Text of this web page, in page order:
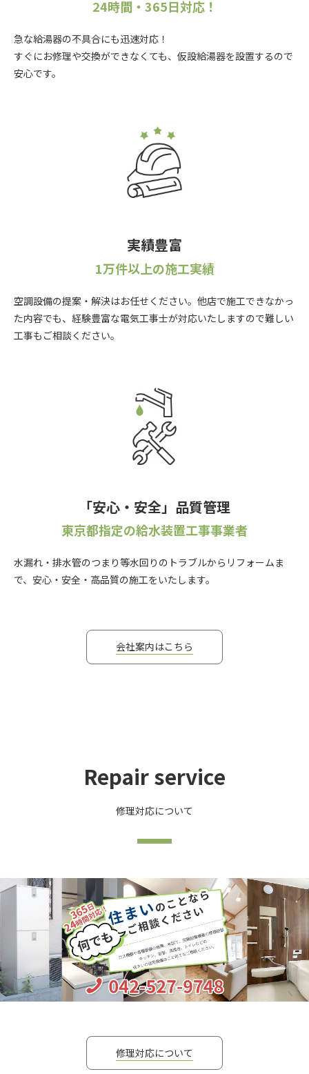
24時間・365日対応！
急な給湯器の不具合にも迅速対応！
すぐにお修理や交換ができなくても、仮設給湯器を設置するので
安心です。
実績豊富
1万件以上の施工実績
空調設備の提案・解決はお任せください。他店で施工できなかっ
た内容でも、経験豊富な電気工事士が対応いたしますので難しい
工事もご相談ください。
「安心・安全」品質管理
東京都指定の給水装置工事事業者
水漏れ・排水管のつまり等水回りのトラブルからリフォームま
で、安心・安全・高品質の施工をいたします。
会社案内はこちら
Repair service
修理対応について
修理対応について